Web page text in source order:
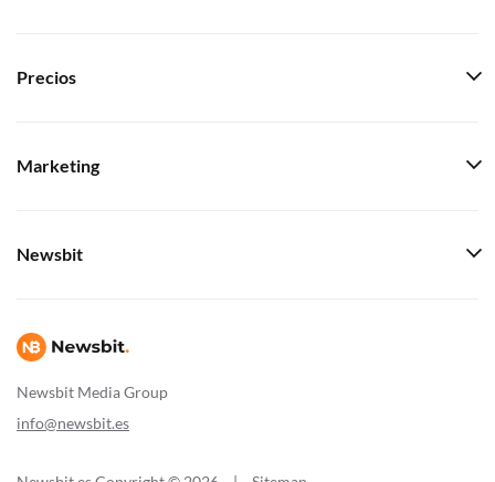
Newsbit Media Group
info@newsbit.es
Precios
Marketing
Newsbit